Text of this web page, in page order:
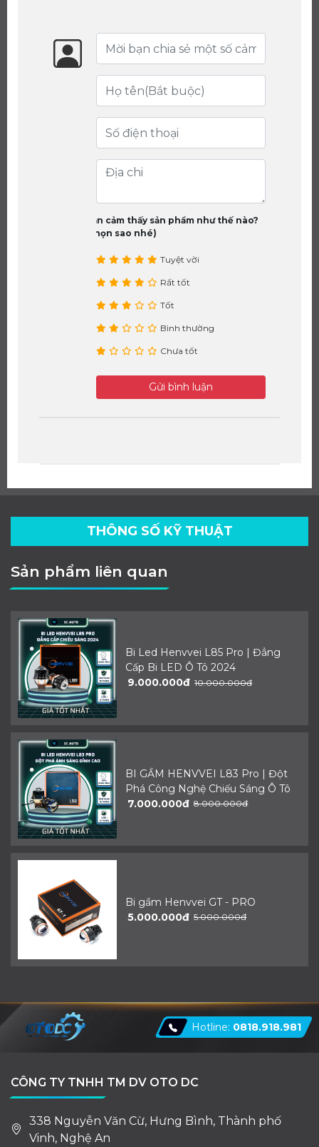
Bạn cảm thấy sản phẩm như thế nào?
(chọn sao nhé)
Tuyệt vời
Rất tốt
Tốt
Bình thường
Chưa tốt
Gửi bình luận
THÔNG SỐ KỸ THUẬT
Sản phẩm liên quan
Bi Led Henvvei L85 Pro | Đẳng
Cấp Bi LED Ô Tô 2024
9.000.000đ 10.000.000đ
BI GẦM HENVVEI L83 Pro | Đột
Phá Công Nghệ Chiếu Sáng Ô Tô
7.000.000đ 8.000.000đ
Bi gầm Henvvei GT - PRO
5.000.000đ 5.000.000đ
Hotline: 0818.918.981
CÔNG TY TNHH TM DV OTO DC
338 Nguyễn Văn Cừ, Hưng Bình, Thành phố
Vinh, Nghệ An